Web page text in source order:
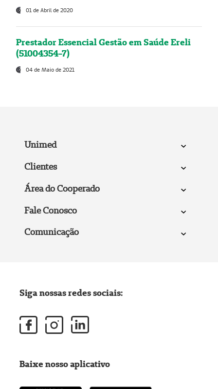
01 de Abril de 2020
Prestador Essencial Gestão em Saúde Ereli
(51004354-7)
04 de Maio de 2021
Unimed
Clientes
Área do Cooperado
Fale Conosco
Comunicação
Siga nossas redes sociais:
Baixe nosso aplicativo